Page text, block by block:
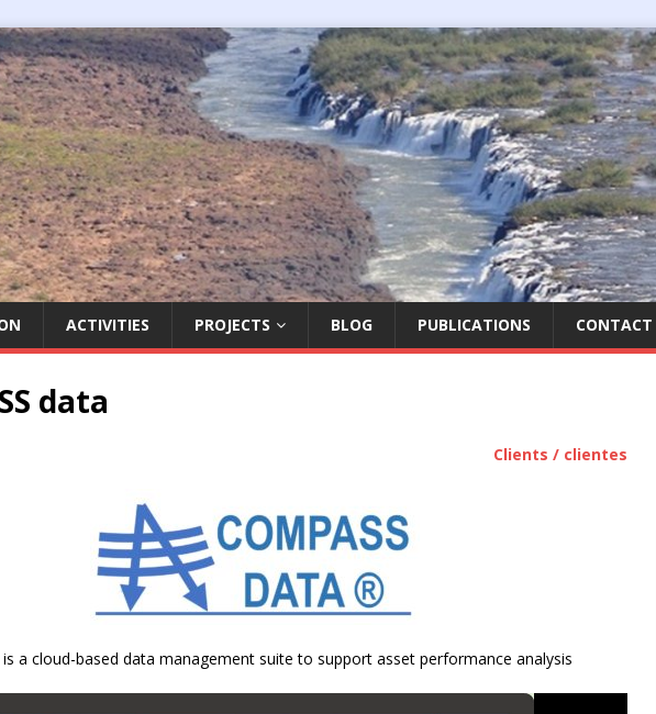
ACTIVITIES PROJECTS BLOG PUBLICATIONS CONTACT
data
Clients / clientes
is a cloud-based data management suite to support asset performance analysis